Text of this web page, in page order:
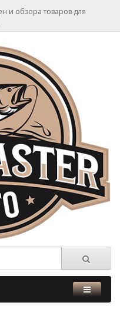
и обзора товаров для